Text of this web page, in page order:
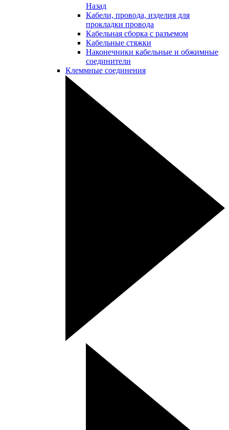
Назад
Кабели, провода, изделия для
прокладки провода
Кабельная сборка с разъемом
Кабельные стяжки
Наконечники кабельные и обжимные
соединители
Клеммные соединения